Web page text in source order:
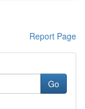
Report Page
Go